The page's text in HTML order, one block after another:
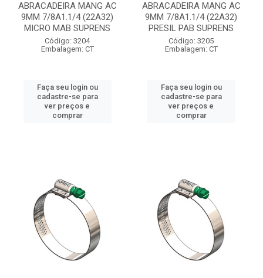
ABRACADEIRA MANG AC
9MM 7/8A1.1/4 (22A32)
MICRO MAB SUPRENS
Código: 3204
Embalagem: CT
Faça seu login ou
cadastre-se para
ver preços e
comprar
ABRACADEIRA MANG AC
9MM 7/8A1.1/4 (22A32)
PRESIL PAB SUPRENS
Código: 3205
Embalagem: CT
Faça seu login ou
cadastre-se para
ver preços e
comprar